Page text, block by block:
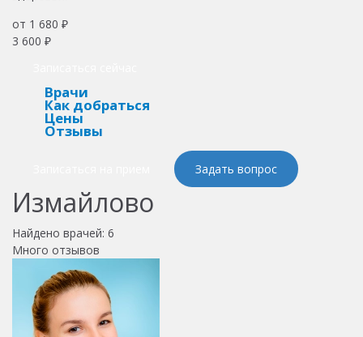
от 1 680 ₽
3 600 ₽
Врачи
Как добраться
Цены
Отзывы
Задать вопрос
Измайлово
Найдено врачей: 6
Много отзывов